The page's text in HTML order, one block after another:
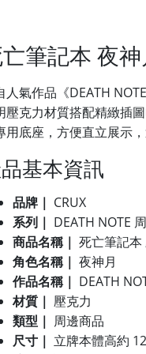
筆記本 夜
人氣作品《DEATH
壓克力材質搭配精緻插
用底座，方便直立展示
基本資訊
品牌｜ CRUX
系列｜ DEATH NOTE
商品名稱｜ 死亡筆記本
角色名稱｜ 夜神月
作品名稱｜ DEATH
材質｜ 壓克力
類型｜ 周邊商品
尺寸｜ 立牌本體高約